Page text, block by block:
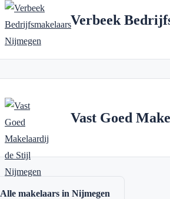
Verbeek
Vast Goed
Alle makelaars in Nijmegen